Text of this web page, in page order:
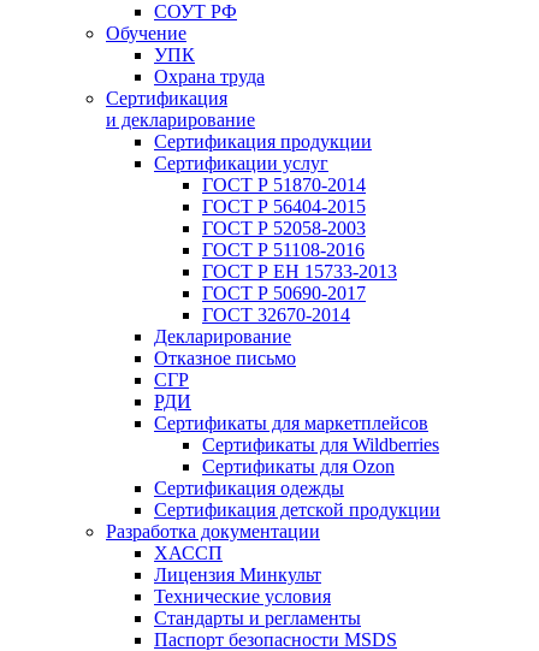
СОУТ РФ
Обучение
УПК
Охрана труда
Сертификация
и декларирование
Сертификация продукции
Сертификации услуг
ГОСТ Р 51870-2014
ГОСТ Р 56404-2015
ГОСТ Р 52058-2003
ГОСТ Р 51108-2016
ГОСТ Р ЕН 15733-2013
ГОСТ Р 50690-2017
ГОСТ 32670-2014
Декларирование
Отказное письмо
СГР
РДИ
Сертификаты для маркетплейсов
Сертификаты для Wildberries
Сертификаты для Ozon
Сертификация одежды
Сертификация детской продукции
Разработка документации
ХАССП
Лицензия Минкульт
Технические условия
Стандарты и регламенты
Паспорт безопасности MSDS